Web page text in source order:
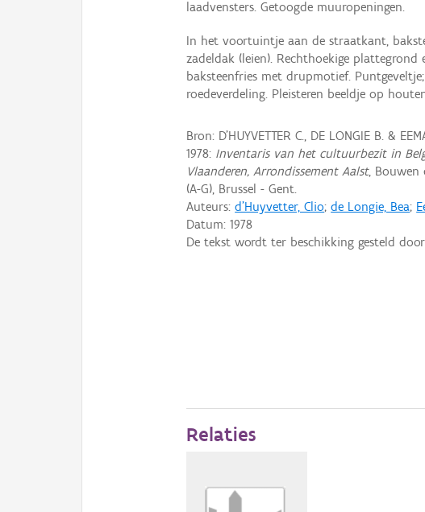
laadvensters. Getoogde muuropeningen.
In het voortuintje aan de straatkant,
zadeldak (leien). Rechthoekige
baksteenfries met drupmotief.
roedeverdeling. Pleisteren beeldje op
Bron: D'HUYVETTER C., DE LONGIE B. &
1978: Inventaris van het cultuurbezit in
Vlaanderen, Arrondissement Aalst, Bouwen
(A-G), Brussel - Gent.
Auteurs:d'Huyvetter, Clio;de Longie, Bea;
Datum:1978
De tekst wordt ter beschikking gesteld
Relaties